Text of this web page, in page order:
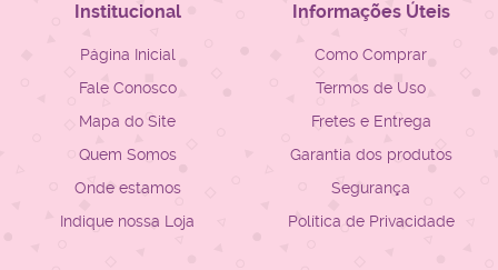
Institucional
Página Inicial
Fale Conosco
Mapa do Site
Quem Somos
Onde estamos
Indique nossa Loja
Informações Úteis
Como Comprar
Termos de Uso
Fretes e Entrega
Garantia dos produtos
Segurança
Política de Privacidade